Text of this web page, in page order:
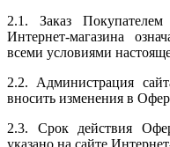
2.1. Заказ
Интернет-магазина
всеми условиями
2.2. Администрация
вносить изменения в
2.3. Срок действия